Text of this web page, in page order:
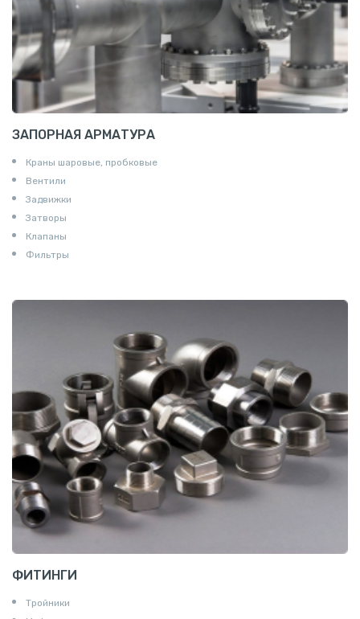
ЗАПОРНАЯ АРМАТУРА
Краны шаровые, пробковые
Вентили
Задвижки
Затворы
Клапаны
Фильтры
ФИТИНГИ
Тройники